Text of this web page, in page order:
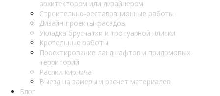
архитектором или дизайнером
Строительно-реставрационные работы
Дизайн-проекты фасадов
Укладка брусчатки и тротуарной плитки
Кровельные работы
Проектирование ландшафтов и придомовых
территорий
Распил кирпича
Выезд на замеры и расчет материалов
Блог